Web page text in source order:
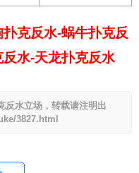
克反水-蜗牛扑克反
水-天龙扑克反水
反水立场，转载请注明出
3827.html